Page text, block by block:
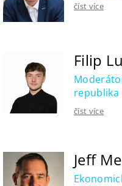
číst více
Filip
republika
číst více
Jeff